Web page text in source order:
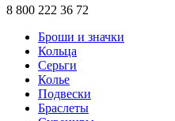
8 800 222 36 72
Броши и значки
Кольца
Серьги
Колье
Подвески
Браслеты